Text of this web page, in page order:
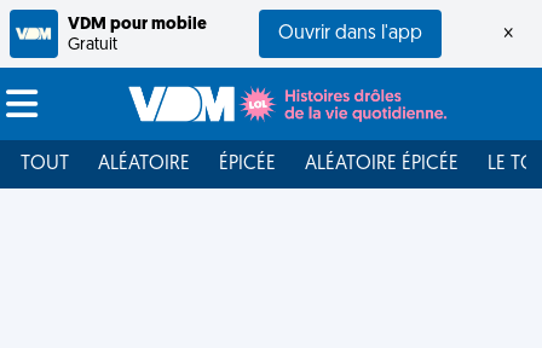
VDM pour mobile
Gratuit
Ouvrir dans l'app ×
TOUT ALÉATOIRE ÉPICÉE ALÉATOIRE ÉPICÉE LE